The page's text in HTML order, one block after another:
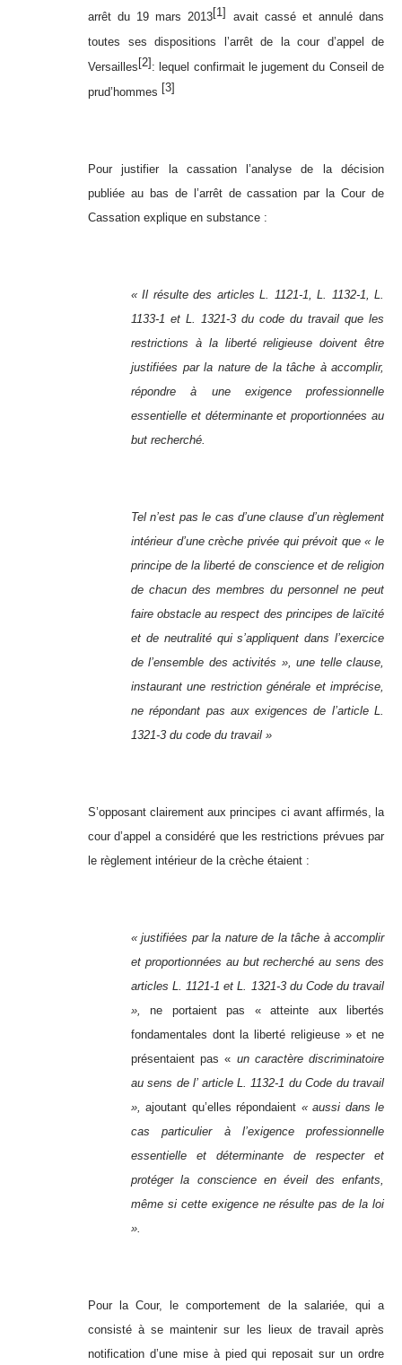
arrêt du 19 mars 2013[1]
avait cassé et annulé dans
toutes ses dispositions l’arrêt de la cour d’appel de
Versailles[2]: lequel confirmait le jugement du Conseil de
prud’hommes [3]
Pour justifier la cassation l’analyse de la décision
publiée au bas de l’arrêt de cassation par la Cour de
Cassation explique en substance :
« Il résulte des articles L. 1121-1, L. 1132-1, L.
1133-1 et L. 1321-3 du code du travail que les
restrictions à la liberté religieuse doivent être
justifiées par la nature de la tâche à accomplir,
répondre à une exigence professionnelle
essentielle et déterminante et proportionnées au
but recherché.
Tel n’est pas le cas d’une clause d’un règlement
intérieur d’une crèche privée qui prévoit que « le
principe de la liberté de conscience et de religion
de chacun des membres du personnel ne peut
faire obstacle au respect des principes de laïcité
et de neutralité qui s’appliquent dans l’exercice
de l’ensemble des activités », une telle clause,
instaurant une restriction générale et imprécise,
ne répondant pas aux exigences de l’article L.
1321-3 du code du travail »
S’opposant clairement aux principes ci avant affirmés, la
cour d’appel a considéré que les restrictions prévues par
le règlement intérieur de la crèche étaient :
« justifiées par la nature de la tâche à accomplir
et proportionnées au but recherché au sens des
articles L. 1121-1 et L. 1321-3 du Code du travail
»,
ne portaient pas « atteinte aux libertés
fondamentales dont la liberté religieuse » et ne
présentaient pas « un caractère discriminatoire
au sens de l’ article L. 1132-1 du Code du travail
», ajoutant qu’elles répondaient « aussi dans le
cas particulier à l’exigence professionnelle
essentielle et déterminante de respecter et
protéger la conscience en éveil des enfants,
même si cette exigence ne résulte pas de la loi
».
Pour la Cour, le comportement de la salariée, qui a
consisté à se maintenir sur les lieux de travail après
notification d’une mise à pied qui reposait sur un ordre